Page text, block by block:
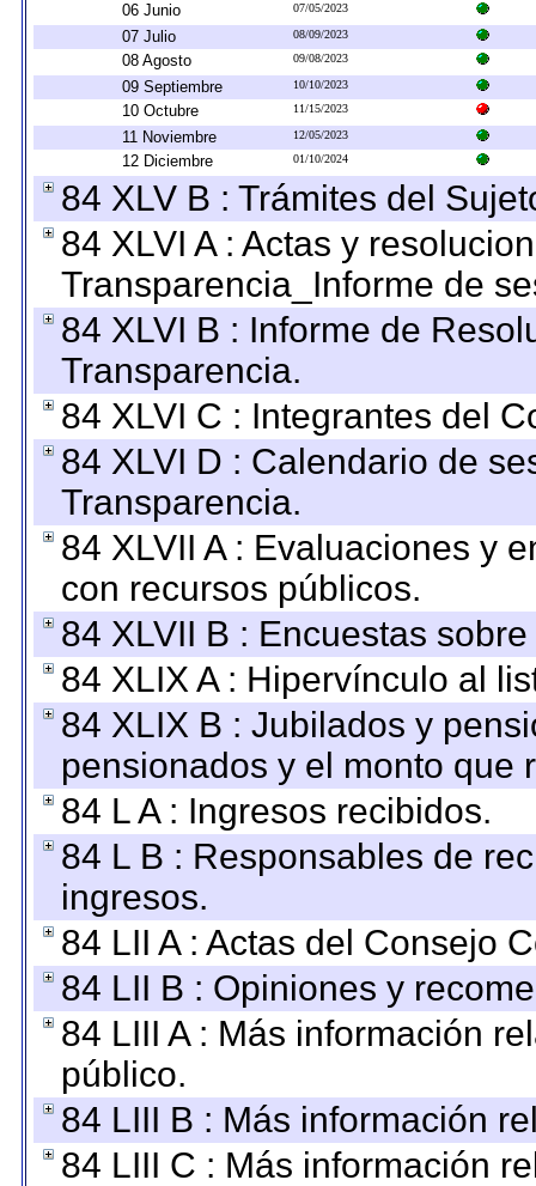
06 Junio 07/05/2023
07 Julio 08/09/2023
08 Agosto 09/08/2023
09 Septiembre 10/10/2023
10 Octubre 11/15/2023
11 Noviembre 12/05/2023
12 Diciembre 01/10/2024
84 XLV B : Trámites del
84 XLVI A : Actas y
Transparencia_Informe de
84 XLVI B : Informe de
Transparencia.
84 XLVI C : Integrantes del
84 XLVI D : Calendario de
Transparencia.
84 XLVII A : Evaluaciones y
con recursos públicos.
84 XLVII B : Encuestas
84 XLIX A : Hipervínculo al
84 XLIX B : Jubilados y
pensionados y el monto que
84 L A : Ingresos recibidos.
84 L B : Responsables de
ingresos.
84 LII A : Actas del Consejo
84 LII B : Opiniones y
84 LIII A : Más información
público.
84 LIII B : Más información
84 LIII C : Más información